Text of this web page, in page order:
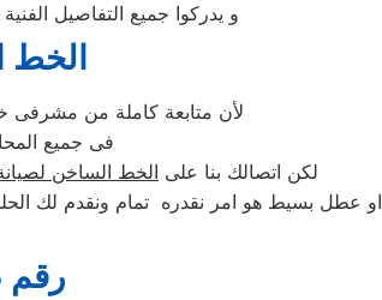
و يدركوا جميع التفاصيل
الخط
لأن متابعة كاملة من مشرفى
فى جميع
لكن اتصالك بنا على الخط الساخن
او عطل بسيط هو امر نقدره تمام ونقدم لك
رقم